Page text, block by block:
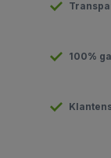
100%